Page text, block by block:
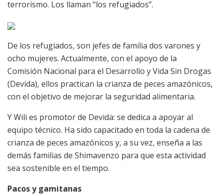
terrorismo. Los llaman “los refugiados”.
De los refugiados, son jefes de familia dos varones y
ocho mujeres. Actualmente, con el apoyo de la
Comisión Nacional para el Desarrollo y Vida Sin Drogas
(Devida), ellos practican la crianza de peces amazónicos,
con el objetivo de mejorar la seguridad alimentaria.
Y Wili es promotor de Devida: se dedica a apoyar al
equipo técnico. Ha sido capacitado en toda la cadena de
crianza de peces amazónicos y, a su vez, enseña a las
demás familias de Shimavenzo para que esta actividad
sea sostenible en el tiempo.
Pacos y gamitanas